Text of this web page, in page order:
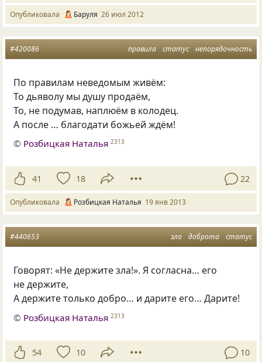
Опубликовала Баруля 26 июл 2012
правила статус непорядочность
#420086
По правилам неведомым живём:
То дьяволу мы душу продаём,
То, не подумав, наплюём в колодец.
А после … благодати божьей ждём!
© Розбицкая Наталья 2313
41 18 22
Опубликовала Розбицкая Наталья 19 янв 2013
зло доброта статус
#440653
Говорят: «Не держите зла!». Я согласна… его
не держите,
А держите только добро… и дарите его… Дарите!
© Розбицкая Наталья 2313
54 10 10